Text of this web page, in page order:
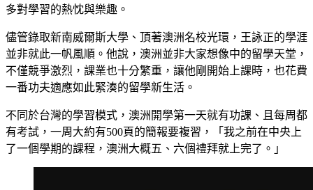
多對學習的熱忱與樂趣。
儘管錄取新南威爾斯大學、頂著澳洲名校光環，王詠正的學涯
並非就此一帆風順。他說，澳洲並非大家想像中的留學天堂，
不僅競爭激烈，課業也十分繁重，讓他剛開始上課時，也花費
一番功夫適應如此緊湊的留學新生活。
不同於台灣的學習模式，澳洲開學第一天就有功課、且每周都
有考試，一周大約有500頁的簡報要複習，「我之前在中央上
了一個學期的課程，澳洲大概五、六個禮拜就上完了。」